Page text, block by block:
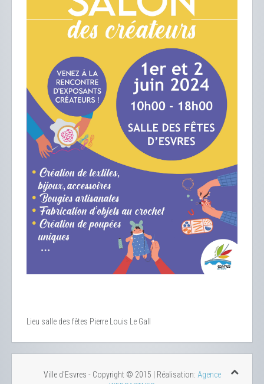
Lieu salle des fêtes Pierre Louis Le Gall
Ville d'Esvres - Copyright © 2015 | Réalisation: Agence